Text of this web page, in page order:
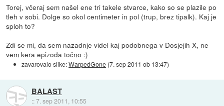
Torej, včeraj sem našel ene tri takele stvarce, kako so se plazile po
tleh v sobi. Dolge so okol centimeter in pol (trup, brez tipalk). Kaj je
sploh to?
Zdi se mi, da sem nazadnje videl kaj podobnega v Dosjejih X, ne
vem kera epizoda točno :)
zavarovalo slike:WarpedGone (7. sep 2011 ob 13:47)
BALAST
::7. sep 2011, 10:55